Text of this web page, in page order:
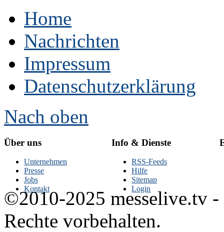
Home
Nachrichten
Impressum
Datenschutzerklärung
Nach oben
Über uns
Unternehmen
Presse
Jobs
Kontakt
Info & Dienste
RSS-Feeds
Hilfe
Sitemap
Login
©2010-2025 messelive.tv -
Rechte vorbehalten.